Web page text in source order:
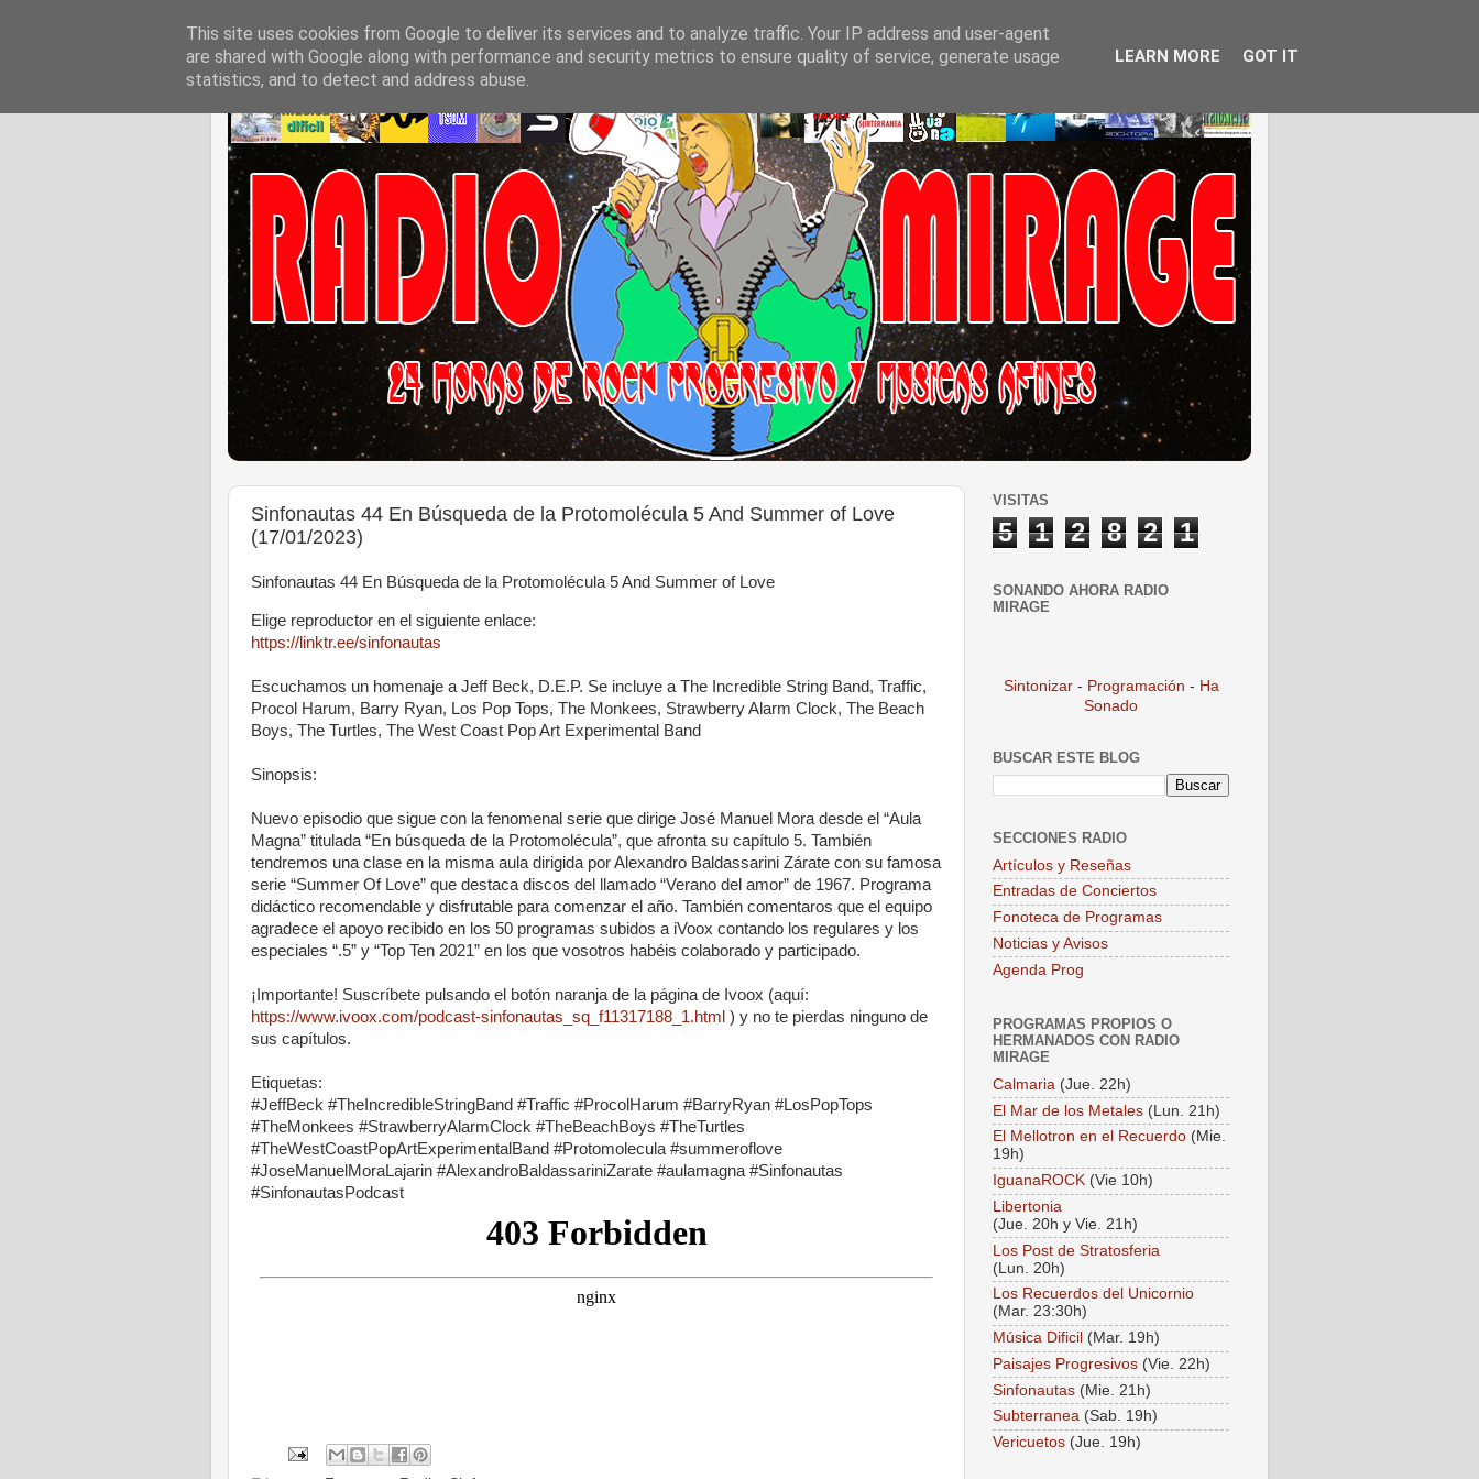
Sinfonautas 44 En Búsqueda de la Protomolécula 5 And Summer of Love
(17/01/2023)
Sinfonautas 44 En Búsqueda de la Protomolécula 5 And Summer of Love
Elige reproductor en el siguiente enlace:
https://linktr.ee/sinfonautas
Escuchamos un homenaje a Jeff Beck, D.E.P. Se incluye a The Incredible String Band, Traffic,
Procol Harum, Barry Ryan, Los Pop Tops, The Monkees, Strawberry Alarm Clock, The Beach
Boys, The Turtles, The West Coast Pop Art Experimental Band
Sinopsis:
Nuevo episodio que sigue con la fenomenal serie que dirige José Manuel Mora desde el “Aula
Magna” titulada “En búsqueda de la Protomolécula”, que afronta su capítulo 5. También
tendremos una clase en la misma aula dirigida por Alexandro Baldassarini Zárate con su famosa
serie “Summer Of Love” que destaca discos del llamado “Verano del amor” de 1967. Programa
didáctico recomendable y disfrutable para comenzar el año. También comentaros que el equipo
agradece el apoyo recibido en los 50 programas subidos a iVoox contando los regulares y los
especiales “.5” y “Top Ten 2021” en los que vosotros habéis colaborado y participado.
¡Importante! Suscríbete pulsando el botón naranja de la página de Ivoox (aquí:
https://www.ivoox.com/podcast-sinfonautas_sq_f11317188_1.html ) y no te pierdas ninguno de
sus capítulos.
Etiquetas:
#JeffBeck #TheIncredibleStringBand #Traffic #ProcolHarum #BarryRyan #LosPopTops
#TheMonkees #StrawberryAlarmClock #TheBeachBoys #TheTurtles
#TheWestCoastPopArtExperimentalBand #Protomolecula #summeroflove
#JoseManuelMoraLajarin #AlexandroBaldassariniZarate #aulamagna #Sinfonautas
#SinfonautasPodcast
VISITAS
5 1 2 8 2 1
SONANDO AHORA RADIO
MIRAGE
Sintonizar - Programación - Ha
Sonado
BUSCAR ESTE BLOG
SECCIONES RADIO
Artículos y Reseñas
Entradas de Conciertos
Fonoteca de Programas
Noticias y Avisos
Agenda Prog
PROGRAMAS PROPIOS O
HERMANADOS CON RADIO
MIRAGE
Calmaria (Jue. 22h)
El Mar de los Metales (Lun. 21h)
El Mellotron en el Recuerdo (Mie.
19h)
IguanaROCK (Vie 10h)
Libertonia
(Jue. 20h y Vie. 21h)
Los Post de Stratosferia
(Lun. 20h)
Los Recuerdos del Unicornio
(Mar. 23:30h)
Música Dificil (Mar. 19h)
Paisajes Progresivos (Vie. 22h)
Sinfonautas (Mie. 21h)
Subterranea (Sab. 19h)
Vericuetos (Jue. 19h)
This site uses cookies from Google to deliver its services and to analyze traffic. Your IP address and user-agent
are shared with Google along with performance and security metrics to ensure quality of service, generate usage
statistics, and to detect and address abuse.
LEARN MORE GOT IT